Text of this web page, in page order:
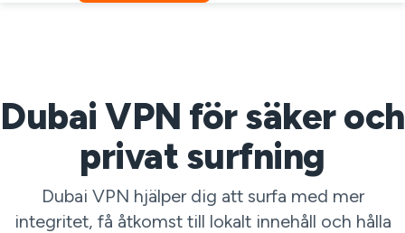
Dubai VPN för säker och
privat surfning
Dubai VPN hjälper dig att surfa med mer
integritet, få åtkomst till lokalt innehåll och hålla